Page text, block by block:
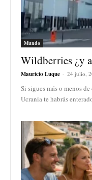
Mundo
Wildberries ¿y
Mauricio Luque - 24 julio,
Si sigues más o menos
Ucrania te habrás